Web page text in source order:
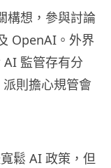
構想，參與討論
OpenAI。外界
監管存有分
則擔心規管會
鬆 AI 政策，但